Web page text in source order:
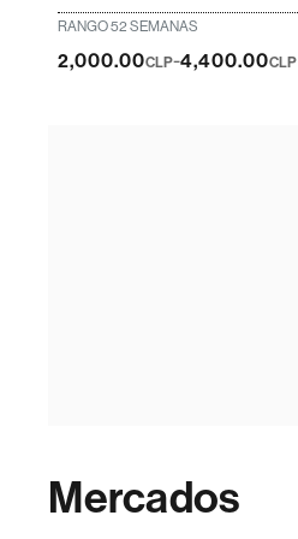
RANGO 52 SEMANAS
2,000.00CLP-4,400.00CLP
Mercados